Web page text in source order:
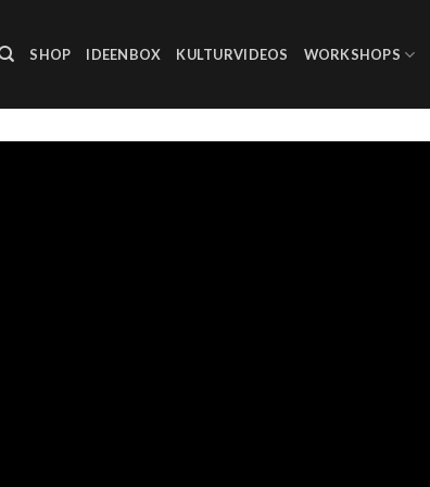
SHOP IDEENBOX KULTURVIDEOS WORKSHOPS